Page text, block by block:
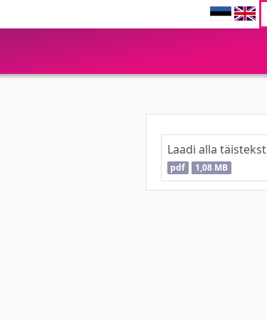
Laadi alla täistekst
pdf 1,08 MB